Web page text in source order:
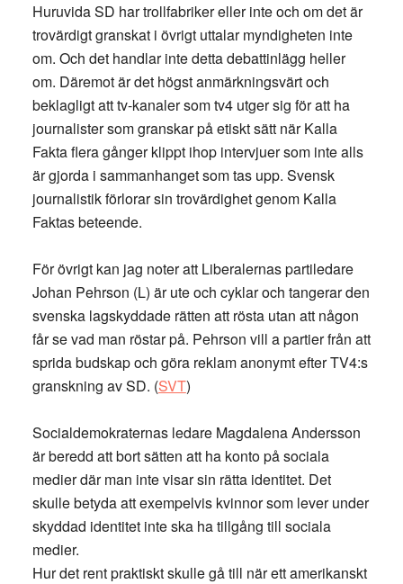
Huruvida SD har trollfabriker eller inte och om det är
trovärdigt granskat i övrigt uttalar myndigheten inte
om. Och det handlar inte detta debattinlägg heller
om. Däremot är det högst anmärkningsvärt och
beklagligt att tv-kanaler som tv4 utger sig för att ha
journalister som granskar på etiskt sätt när Kalla
Fakta flera gånger klippt ihop intervjuer som inte alls
är gjorda i sammanhanget som tas upp. Svensk
journalistik förlorar sin trovärdighet genom Kalla
Faktas beteende.
För övrigt kan jag noter att Liberalernas partiledare
Johan Pehrson (L) är ute och cyklar och tangerar den
svenska lagskyddade rätten att rösta utan att någon
får se vad man röstar på. Pehrson vill a partier från att
sprida budskap och göra reklam anonymt efter TV4:s
granskning av SD. (SVT)
Socialdemokraternas ledare Magdalena Andersson
är beredd att bort sätten att ha konto på sociala
medier där man inte visar sin rätta identitet. Det
skulle betyda att exempelvis kvinnor som lever under
skyddad identitet inte ska ha tillgång till sociala
medier.
Hur det rent praktiskt skulle gå till när ett amerikanskt